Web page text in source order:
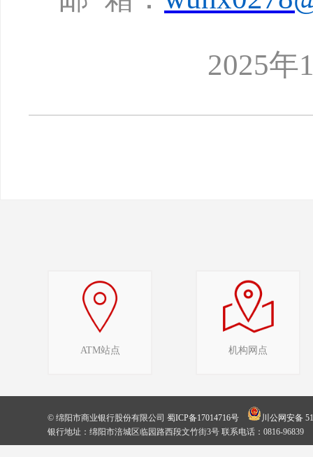
2025年
ATM站点 机构网点
© 绵阳市商业银行股份有限公司 蜀ICP备17014716号
川公网安备
银行地址：绵阳市涪城区临园路西段文竹街3号 联系电话：0816-96839